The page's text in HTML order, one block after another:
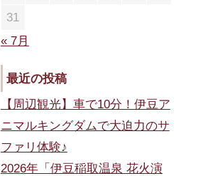
31
« 7月
最近の投稿
【周辺観光】車で10分！伊豆ア
ニマルキングダムで大迫力のサ
ファリ体験♪
2026年「伊豆稲取温泉 花火演